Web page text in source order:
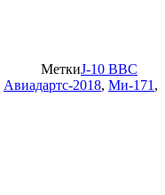
МеткиJ-10 ВВС
Авиадартс-2018, Ми-171,